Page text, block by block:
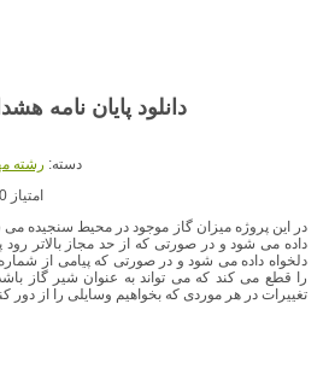
دانلود پایان نامه
دسته: رشته
امتیاز 5.00 (1 رای)
در این پروژه میزان گاز موجود در محیط سنجیده
داده می شود و در صورتی که از حد مجاز بالاتر رود
دلخواه داده می شود و در صورتی که پیامی از
را قطع می کند که می تواند به عنوان شیر گاز
تغییرات در هر موردی که بخواهیم وسایلی را از دور